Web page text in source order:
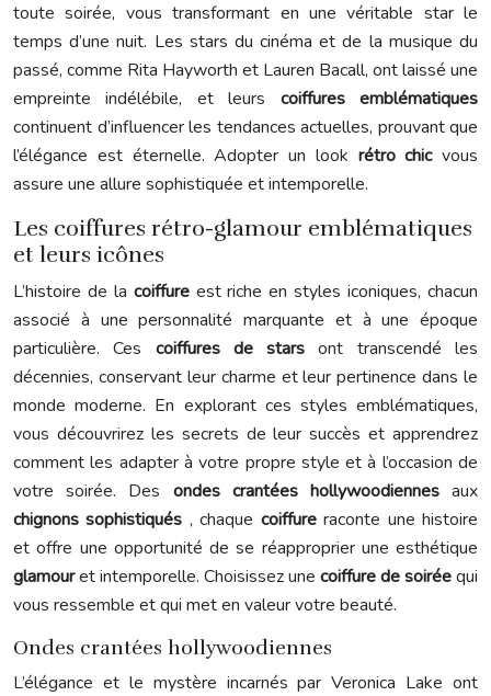
toute soirée, vous transformant en une véritable star le
temps d’une nuit. Les stars du cinéma et de la musique du
passé, comme Rita Hayworth et Lauren Bacall, ont laissé une
empreinte indélébile, et leurs coiffures emblématiques
continuent d’influencer les tendances actuelles, prouvant que
l’élégance est éternelle. Adopter un look rétro chic vous
assure une allure sophistiquée et intemporelle.
Les coiffures rétro-glamour emblématiques
et leurs icônes
L’histoire de la coiffure est riche en styles iconiques, chacun
associé à une personnalité marquante et à une époque
particulière. Ces coiffures de starsont transcendé les
décennies, conservant leur charme et leur pertinence dans le
monde moderne. En explorant ces styles emblématiques,
vous découvrirez les secrets de leur succès et apprendrez
comment les adapter à votre propre style et à l’occasion de
votre soirée. Des ondes crantées hollywoodiennes aux
chignons sophistiqués , chaque coiffureraconte une histoire
et offre une opportunité de se réapproprier une esthétique
glamouret intemporelle. Choisissez une coiffure de soiréequi
vous ressemble et qui met en valeur votre beauté.
Ondes crantées hollywoodiennes
L’élégance et le mystère incarnés par Veronica Lake ont